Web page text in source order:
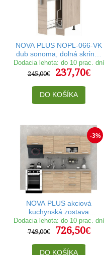
NOVA PLUS NOPL-066-VK
dub sonoma, dolná skrinka
s výsuvným košom v šírke
15 cm
Dodacia lehota: do 10 prac. dní
245,00€
237,70€
DO KOŠÍKA
-3%
NOVA PLUS akciová
kuchynská zostava
180/240 dub sonoma
Dodacia lehota: do 10 prac. dní
749,00€
726,50€
DO KOŠÍKA